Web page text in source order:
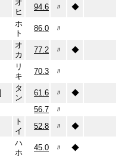
オ
ヒ
94.6 〃 ◆
ホ
ト
86.0 〃
オ
カ
77.2 〃 ◆
リ
キ
70.3 〃
タ
ン
61.6 〃
◆
56.7
〃
ト
イ
52.8 〃 ◆
ハ
ホ
45.0 〃 ◆